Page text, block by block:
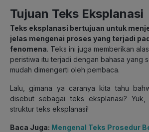
Tujuan Teks Eksplanasi
Teks eksplanasi bertujuan untuk
jelas mengenai proses yang terjadi
fenomena. Teks ini juga memberikan
peristiwa itu terjadi dengan bahasa yang
mudah dimengerti oleh pembaca.
Lalu, gimana ya caranya kita tahu
disebut sebagai teks eksplanasi?Yuk
struktur teks eksplanasi!
Baca Juga: Mengenal Teks Prosedur